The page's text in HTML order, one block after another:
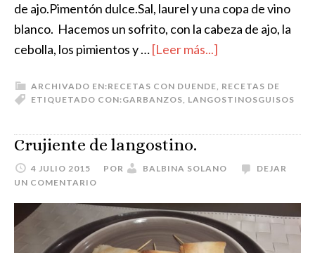
de ajo.Pimentón dulce.Sal, laurel y una copa de vino
blanco. Hacemos un sofrito, con la cabeza de ajo, la
cebolla, los pimientos y …[Leer más...]
ARCHIVADO EN:RECETAS CON DUENDE, RECETAS DE
GUISOS
ETIQUETADO CON:GARBANZOS, LANGOSTINOS
Crujiente de langostino.
4 JULIO 2015 POR BALBINA SOLANO
DEJAR
UN COMENTARIO